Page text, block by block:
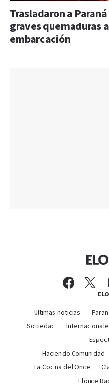
Trasladaron a
graves quemaduras
embarcación
Últimas noticias
Sociedad
Haciendo Comunidad
La Cocina del Once
Elonce